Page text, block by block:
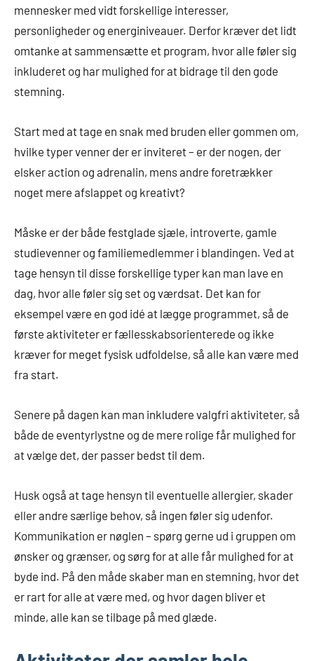
mennesker med vidt forskellige interesser,
personligheder og energiniveauer. Derfor kræver det lidt
omtanke at sammensætte et program, hvor alle føler sig
inkluderet og har mulighed for at bidrage til den gode
stemning.
Start med at tage en snak med bruden eller gommen om,
hvilke typer venner der er inviteret – er der nogen, der
elsker action og adrenalin, mens andre foretrækker
noget mere afslappet og kreativt?
Måske er der både festglade sjæle, introverte, gamle
studievenner og familiemedlemmer i blandingen. Ved at
tage hensyn til disse forskellige typer kan man lave en
dag, hvor alle føler sig set og værdsat. Det kan for
eksempel være en god idé at lægge programmet, så de
første aktiviteter er fællesskabsorienterede og ikke
kræver for meget fysisk udfoldelse, så alle kan være med
fra start.
Senere på dagen kan man inkludere valgfri aktiviteter, så
både de eventyrlystne og de mere rolige får mulighed for
at vælge det, der passer bedst til dem.
Husk også at tage hensyn til eventuelle allergier, skader
eller andre særlige behov, så ingen føler sig udenfor.
Kommunikation er nøglen – spørg gerne ud i gruppen om
ønsker og grænser, og sørg for at alle får mulighed for at
byde ind. På den måde skaber man en stemning, hvor det
er rart for alle at være med, og hvor dagen bliver et
minde, alle kan se tilbage på med glæde.